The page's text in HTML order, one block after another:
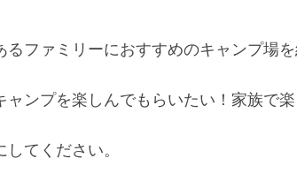
るファミリーにおすすめのキャンプ場を
ャンプを楽しんでもらいたい！家族で
てください。